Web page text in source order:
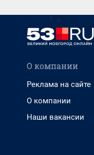
О компании
Реклама на сайте
О компании
Наши вакансии